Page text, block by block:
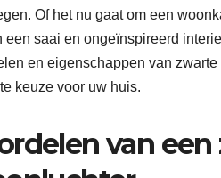
Of het nu gaat om een
een saai en ongeïnspireerd
en eigenschappen van
keuze voor uw huis.
van